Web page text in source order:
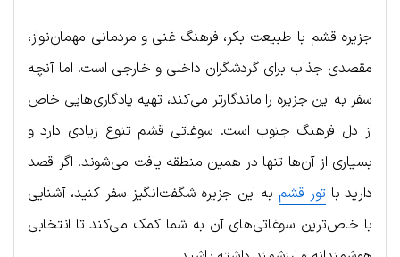
جزیره قشم با طبیعت بکر، فرهنگ غنی و مردمانی مهمان‌نواز،
مقصدی جذاب برای گردشگران داخلی و خارجی است. اما آنچه
سفر به این جزیره را ماندگارتر می‌کند، تهیه یادگاری‌هایی خاص
از دل فرهنگ جنوب است. سوغاتی قشم تنوع زیادی دارد و
بسیاری از آن‌ها تنها در همین منطقه یافت می‌شوند. اگر قصد
دارید با تور قشم به این جزیره شگفت‌انگیز سفر کنید، آشنایی
با خاص‌ترین سوغاتی‌های آن به شما کمک می‌کند تا انتخابی